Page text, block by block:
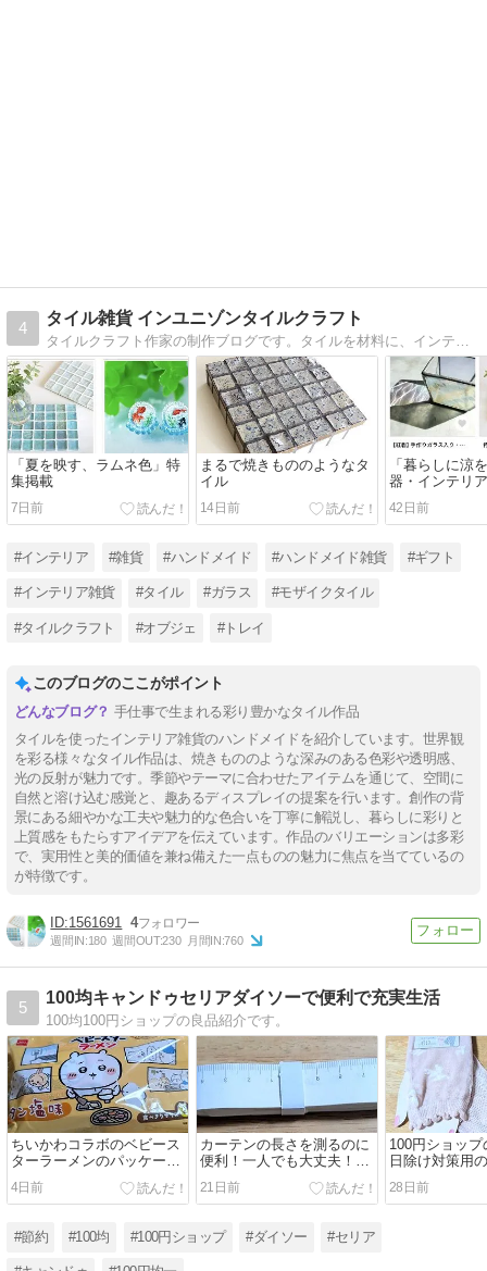
4
タイル雑貨 インユニゾンタイルクラフト
タイルクラフト作家の制作ブログです。タイルを材料に、インテリア雑貨やアクセサリーなどを制作販売しています。
「夏を映す、ラムネ色」特
集掲載
7日前
まるで焼きもののようなタ
イル
14日前
「暮らしに涼
器・インテリ
42日前
#インテリア #雑貨 #ハンドメイド #ハンドメイド雑貨 #ギフト
#インテリア雑貨 #タイル #ガラス #モザイクタイル
#タイルクラフト #オブジェ #トレイ
このブログのここがポイント
手仕事で生まれる彩り豊かなタイル作品
タイルを使ったインテリア雑貨のハンドメイドを紹介しています。世界観
を彩る様々なタイル作品は、焼きもののような深みのある色彩や透明感、
光の反射が魅力です。季節やテーマに合わせたアイテムを通じて、空間に
自然と溶け込む感覚と、趣あるディスプレイの提案を行います。創作の背
景にある細やかな工夫や魅力的な色合いを丁寧に解説し、暮らしに彩りと
上質感をもたらすアイデアを伝えています。作品のバリエーションは多彩
で、実用性と美的価値を兼ね備えた一点ものの魅力に焦点を当てているの
が特徴です。
1561691 4
週間IN:180 週間OUT:230 月間IN:760
5
100均キャンドゥセリアダイソーで便利で充実生活
100均100円ショップの良品紹介です。
ちいかわコラボのベビース
ターラーメンのパッケージ
を活用！スマホケース！
4日前
カーテンの長さを測るのに
便利！一人でも大丈夫！ニ
トリでもらえる紙メジャ
ー！
21日前
100円ショッ
日除け対策用
袋！室内では
も！
28日前
#節約 #100均 #100円ショップ #ダイソー #セリア